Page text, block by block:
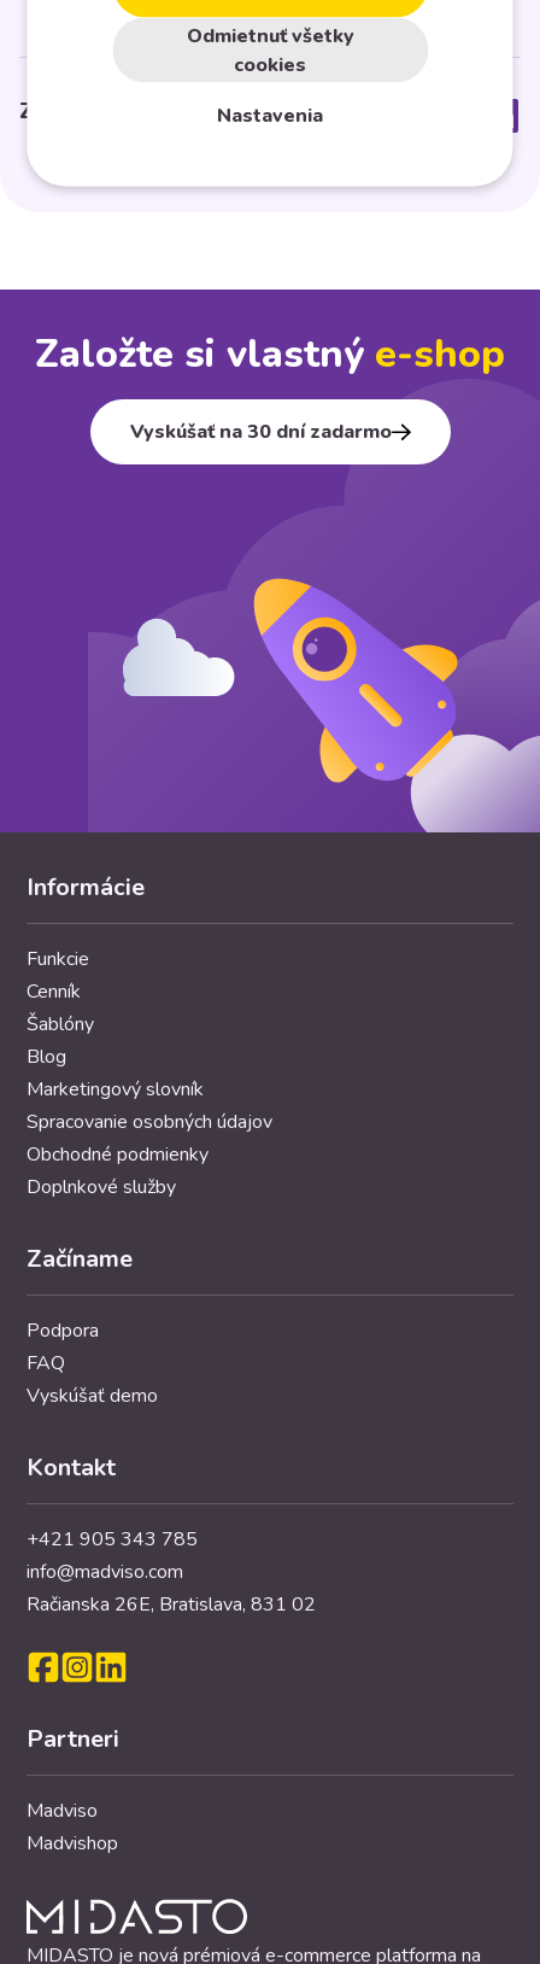
Zdielať článok
Založte si vlastný e⁠-⁠shop
Vyskúšať na 30 dní zadarmo
Odmietnuť všetky
cookies
Nastavenia
Informácie
Funkcie
Cenník
Šablóny
Blog
Marketingový slovník
Spracovanie osobných údajov
Obchodné podmienky
Doplnkové služby
Začíname
Podpora
FAQ
Vyskúšať demo
Kontakt
+421 905 343 785
info@madviso.com
Račianska 26E, Bratislava, 831 02
Partneri
Madviso
Madvishop
MIDASTO je nová prémiová e-commerce platforma na